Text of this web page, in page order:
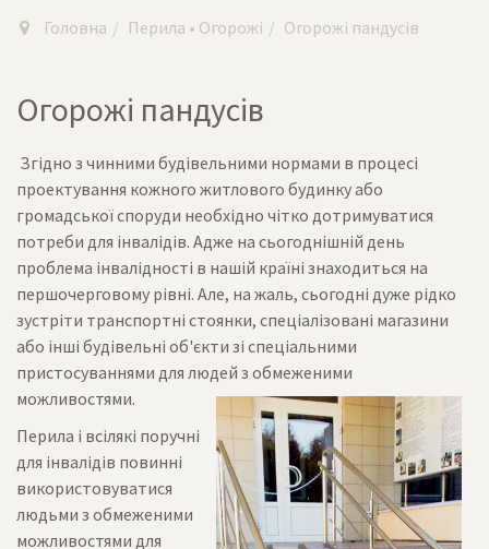
Головна Перила • Огорожі Огорожі пандусів
Огорожі пандусів
Згідно з чинними будівельними нормами в процесі
проектування кожного житлового будинку або
громадської споруди необхідно чітко дотримуватися
потреби для інвалідів. Адже на сьогоднішній день
проблема інвалідності в нашій країні знаходиться на
першочерговому рівні. Але, на жаль, сьогодні дуже рідко
зустріти транспортні стоянки, спеціалізовані магазини
або інші будівельні об'єкти зі спеціальними
пристосуваннями для людей з обмеженими
можливостями.
Перила і всілякі поручні
для інвалідів повинні
використовуватися
людьми з обмеженими
можливостями для